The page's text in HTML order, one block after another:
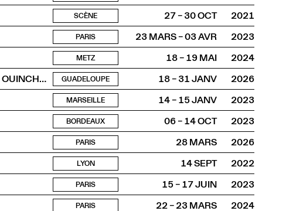
SCÈNE 27 – 30 OCT
2021
PARIS 23 MARS – 03 AVR
2023
METZ 18 – 19 MAI
2024
La Grosse Plateforme, la horde dans les pavés et les OUINCH OUINCH GUADELOUPE 18 – 31 JANV
2026
MARSEILLE 14 – 15 JANV
2023
BORDEAUX 06 – 14 OCT
2023
PARIS 28 MARS
2026
LYON 14 SEPT
2022
PARIS 15 – 17 JUIN
2023
PARIS 22 – 23 MARS
2024